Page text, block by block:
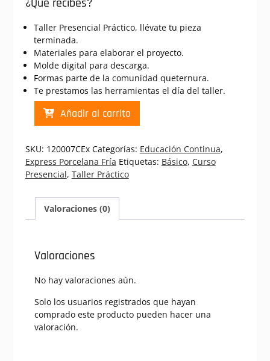
Taller Presencial Práctico, llévate tu pieza
terminada.
Materiales para elaborar el proyecto.
Molde digital para descarga.
Formas parte de la comunidad queternura.
Te prestamos las herramientas el día del taller.
Leoncito
|
Curso
Presencial
Express
Porcelana
Fria
Añadir al carrito
SKU: 120007CEx Categorías: Educación Continua,
Express Porcelana Fría Etiquetas: Básico, Curso
Presencial, Taller Práctico
Valoraciones (0)
Valoraciones
No hay valoraciones aún.
Solo los usuarios registrados que hayan
comprado este producto pueden hacer una
valoración.